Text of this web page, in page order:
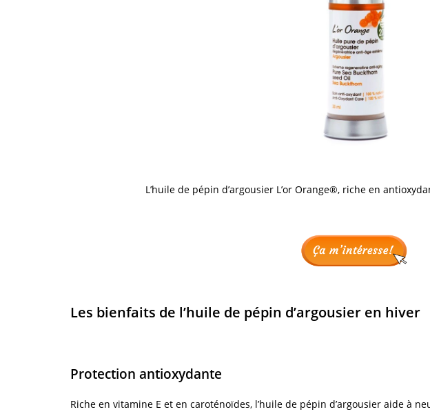
L’huile de pépin d’argousier L’or Orange®, riche en
Les bienfaits de l’huile de pépin d’argousier en hiver
Protection antioxydante
Riche en vitamine E et en caroténoïdes, l’huile de pépin d’argousier aide à